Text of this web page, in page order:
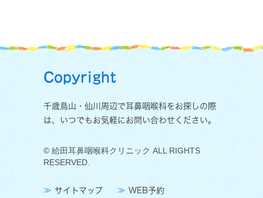
Copyright
千歳鳥山・仙川周辺で耳鼻咽喉科をお探しの際
は、いつでもお気軽にお問い合わせください。
© 給田耳鼻咽喉科クリニック ALL RIGHTS
RESERVED.
サイトマップ WEB予約